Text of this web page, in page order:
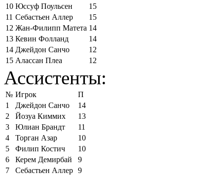
10 Юссуф Поульсен
15
11 Себастьен Аллер
15
12 Жан-Филипп Матета 14
13 Кевин Фолланд
14
14 Джейдон Санчо
12
15 Алассан Плеа 12
Ассистенты:
№ Игрок
П
1
Джейдон Санчо
14
2
Йозуа Киммих
13
3
Юлиан Брандт
11
4
Торган Азар
10
5
Филип Костич
10
6
Керем Демирбай
9
7
Себастьен Аллер 9